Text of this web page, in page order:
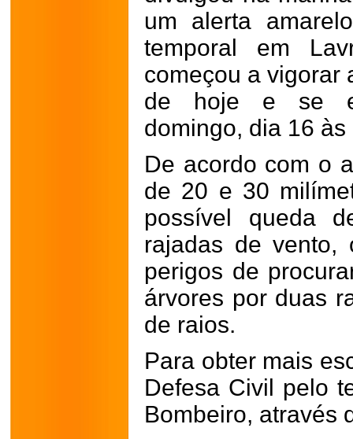
um alerta
temporal em
começou a vigorar
de hoje e se
domingo, dia 16 às
De acordo com o
de 20 e 30
possível queda
rajadas de vento,
perigos de
árvores por duas
de raios.
Para obter mais
Defesa Civil pelo
Bombeiro, através